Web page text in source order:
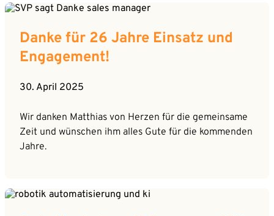
Danke für 26 Jahre Einsatz und
Engagement!
30. April 2025
Wir danken Matthias von Herzen für die gemeinsame
Zeit und wünschen ihm alles Gute für die kommenden
Jahre.